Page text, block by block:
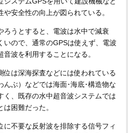
安全性の向上が図られている。
うとすると、電波は水中で減衰
いので、通常のGPSは使えず、電波
波を利用することになる。
は深海探査などには使われている
んぶ）などでは海面･海底･構造物な
く、既存の水中超音波システムでは
困難だった。
不要な反射波を排除する信号フィ